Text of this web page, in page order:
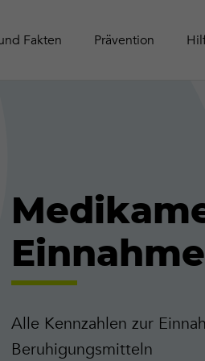
Fakten Online-Aktivitäten
Prävention
Zeitschrift Contact
Einnahme
Alle Kennzahlen zur
Beruhigungsmitteln